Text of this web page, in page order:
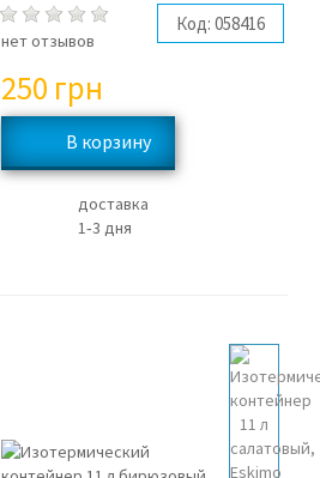
нет отзывов
Код: 058416
250 грн
доставка
1‑3 дня